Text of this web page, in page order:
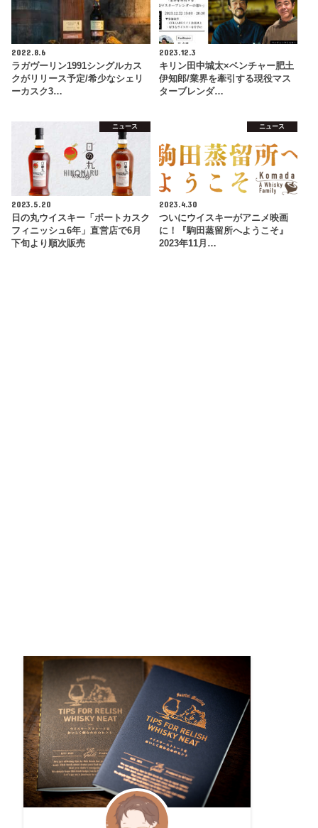
2022.8.6
ラガヴーリン1991シングルカス
クがリリース予定/希少なシェリ
ーカスク3…
2023.12.3
キリン田中城太×ベンチャー肥土
伊知郎/業界を牽引する現役マス
ターブレンダ…
ニュース
2023.5.20
日の丸ウイスキー「ポートカスク
フィニッシュ6年」直営店で6月
下旬より順次販売
ニュース
2023.4.30
ついにウイスキーがアニメ映画
に！『駒田蒸留所へようこそ』
2023年11月…